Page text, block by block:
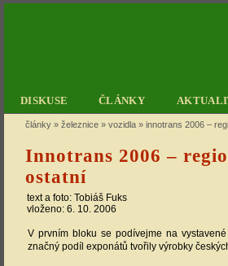
DISKUSE ČLÁNKY
články » železnice » vozidla » innotrans 2006 –
Innotrans 2006 –
ostatní
text a foto: Tobiáš Fuks
vloženo: 6. 10. 2006
V prvním bloku se podívejme na
značný podíl exponátů tvořily výrobky